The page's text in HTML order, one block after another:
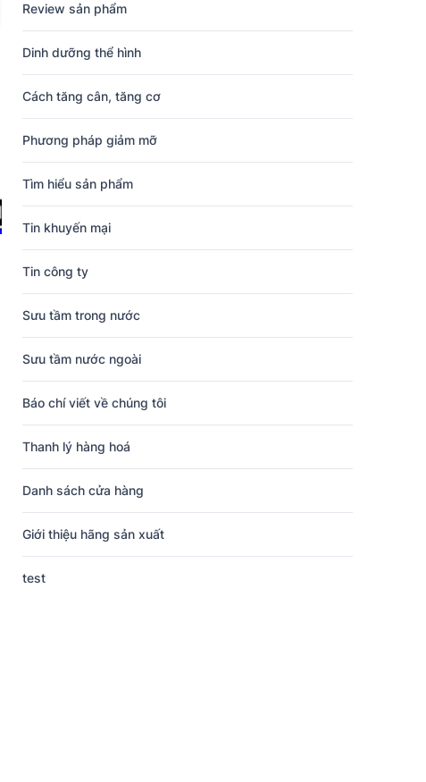
Review sản phẩm
Dinh dưỡng thể hình
Cách tăng cân, tăng cơ
Phương pháp giảm mỡ
Tìm hiểu sản phẩm
Tin khuyến mại
Tin công ty
Sưu tầm trong nước
Sưu tầm nước ngoài
Báo chí viết về chúng tôi
Thanh lý hàng hoá
Danh sách cửa hàng
Giới thiệu hãng sản xuất
test